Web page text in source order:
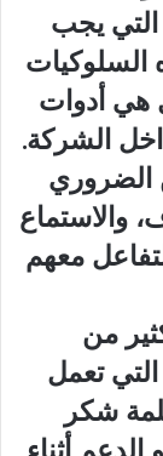
التي يجب
السلوكيات
هي أدوات
الشركة.
الضروري
والاستماع
معهم
من
تعمل
شكر